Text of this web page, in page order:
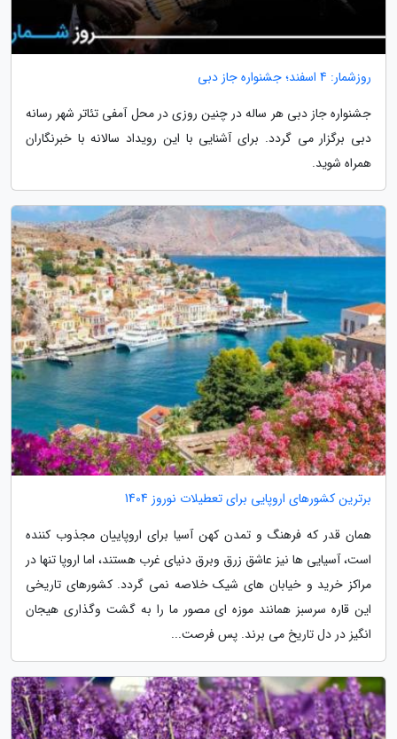
روزشمار: 4 اسفند؛ جشنواره جاز دبی
جشنواره جاز دبی هر ساله در چنین روزی در محل آمفی تئاتر شهر رسانه
دبی برگزار می گردد. برای آشنایی با این رویداد سالانه با خبرنگاران
همراه شوید.
برترین کشورهای اروپایی برای تعطیلات نوروز 1404
همان قدر که فرهنگ و تمدن کهن آسیا برای اروپاییان مجذوب کننده
است، آسیایی ها نیز عاشق زرق وبرق دنیای غرب هستند، اما اروپا تنها در
مراکز خرید و خیابان های شیک خلاصه نمی گردد. کشورهای تاریخی
این قاره سرسبز همانند موزه ای مصور ما را به گشت وگذاری هیجان
انگیز در دل تاریخ می برند. پس فرصت...